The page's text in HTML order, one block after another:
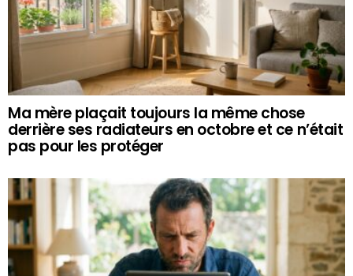
Ma mère plaçait toujours la même chose
derrière ses radiateurs en octobre et ce n’était
pas pour les protéger